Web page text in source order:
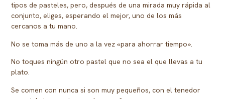
tipos de pasteles, pero, después de una mirada muy rápida al
conjunto, eliges, esperando el mejor, uno de los más
cercanos a tu mano.
No se toma más de uno a la vez «para ahorrar tiempo».
No toques ningún otro pastel que no sea el que llevas a tu
plato.
Se comen con nunca si son muy pequeños, con el tenedor